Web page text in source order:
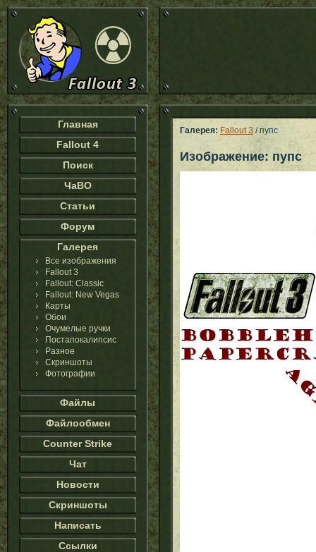
Главная
Fallout 4
Поиск
ЧаВО
Статьи
Форум
Галерея
Все изображения
Fallout 3
Fallout: Classic
Fallout: New Vegas
Карты
Обои
Очумелые ручки
Постапокалипсис
Разное
Скриншоты
Фотографии
Файлы
Файлообмен
Counter Strike
Чат
Новости
Скриншоты
Написать
Ссылки
Галерея: Fallout 3 / пупс
Изображение: пупс